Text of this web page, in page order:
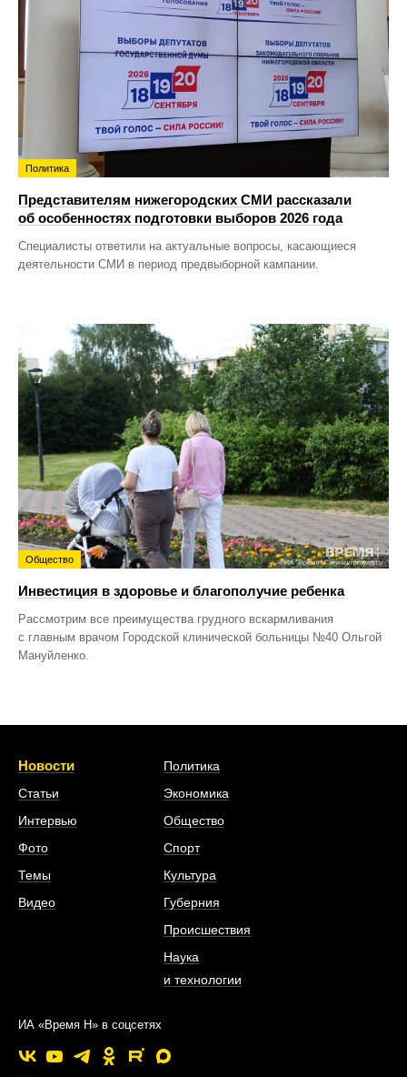
Политика
Представителям нижегородских СМИ рассказали
об особенностях подготовки выборов 2026 года
Специалисты ответили на актуальные вопросы, касающиеся
деятельности СМИ в период предвыборной кампании.
Общество
Инвестиция в здоровье и благополучие ребенка
Рассмотрим все преимущества грудного вскармливания
с главным врачом Городской клинической больницы №40 Ольгой
Мануйленко.
Новости
Статьи
Интервью
Фото
Темы
Видео
Политика
Экономика
Общество
Спорт
Культура
Губерния
Происшествия
Наука
и технологии
ИА «Время Н» в соцсетях